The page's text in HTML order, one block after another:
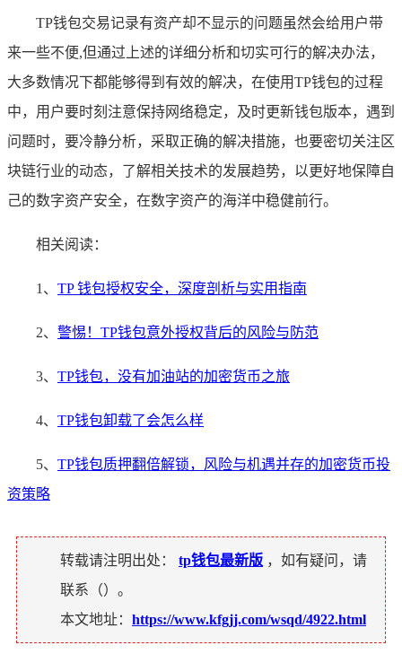
TP钱包交易记录有资产却不显示的问题虽然会给用户带
来一些不便,但通过上述的详细分析和切实可行的解决办法，
大多数情况下都能够得到有效的解决，在使用TP钱包的过程
中，用户要时刻注意保持网络稳定，及时更新钱包版本，遇到
问题时，要冷静分析，采取正确的解决措施，也要密切关注区
块链行业的动态，了解相关技术的发展趋势，以更好地保障自
己的数字资产安全，在数字资产的海洋中稳健前行。
相关阅读：
1、 TP 钱包授权安全，深度剖析与实用指南
2、 警惕！TP钱包意外授权背后的风险与防范
3、 TP钱包，没有加油站的加密货币之旅
4、 TP钱包卸载了会怎么样
5、 TP钱包质押翻倍解锁，风险与机遇并存的加密货币投
资策略
转载请注明出处： tp钱包最新版 ，如有疑问，请
联系（）。
本文地址： https://www.kfgjj.com/wsqd/4922.html